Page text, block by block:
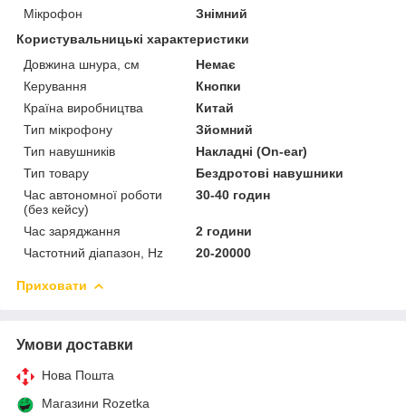
Мікрофон
Знімний
Користувальницькі характеристики
Довжина шнура, см
Немає
Керування
Кнопки
Країна виробництва
Китай
Тип мікрофону
Зйомний
Тип навушників
Накладні (On-ear)
Тип товару
Бездротові навушники
Час автономної роботи
(без кейсу)
30-40 годин
Час заряджання
2 години
Частотний діапазон, Hz
20-20000
Приховати
Умови доставки
Нова Пошта
Магазини Rozetka